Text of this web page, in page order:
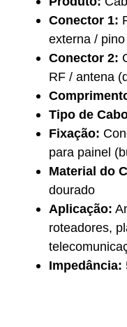
Conector 1:
externa /
Conector 2:
RF / antena
Tipo de
Fixação:
para painel
Material do
dourado
Aplicação:
roteadores,
Impedância: